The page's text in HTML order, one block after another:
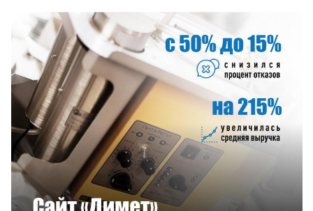
Смотреть проект